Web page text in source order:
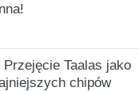
Taalas jako
chipów